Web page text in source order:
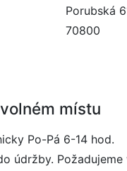
Porubská
70800
místu
Po-Pá 6-14 hod.
údržby.